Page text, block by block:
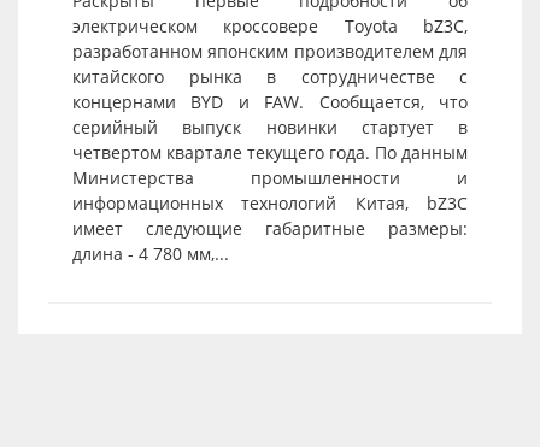
электрическом кроссовере Toyota bZ3C,
разработанном японским производителем для
китайского рынка в сотрудничестве с
концернами BYD и FAW. Сообщается, что
серийный выпуск новинки стартует в
четвертом квартале текущего года. По данным
Министерства промышленности и
информационных технологий Китая, bZ3C
имеет следующие габаритные размеры:
длина - 4 780 мм,...